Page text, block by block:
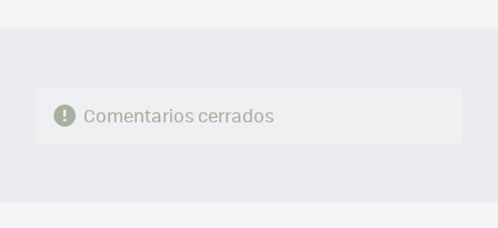
Comentarios cerrados